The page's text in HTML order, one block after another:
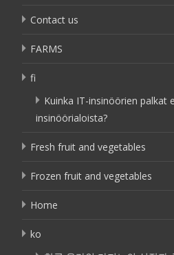
Contact us
FARMS
fi
Kuinka IT-insinöörien palkat
insinöörialoista?
Fresh fruit and vegetables
Frozen fruit and vegetables
Home
ko